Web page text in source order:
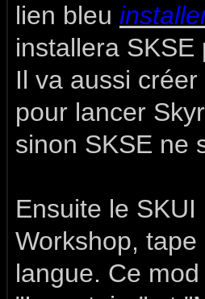
lien bleu
installera SKSE
Il va aussi
pour lancer
sinon SKSE ne
Ensuite le
Workshop,
langue. Ce